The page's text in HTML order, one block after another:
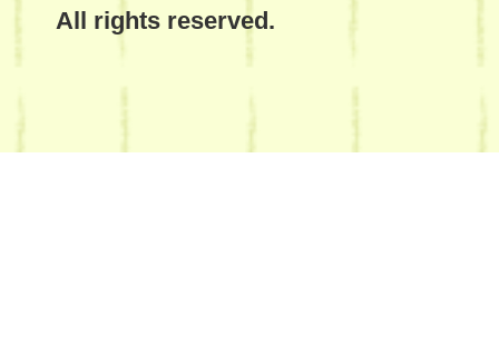
All rights reserved.